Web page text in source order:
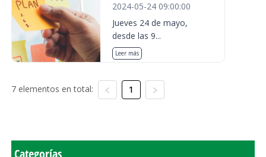
2024-05-24 09:00:00
Jueves 24 de mayo,
desde las 9...
Leer más
7 elementos en total: 1
Categorías